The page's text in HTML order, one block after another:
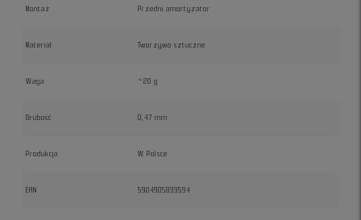
Montaż Przedni amortyzator
Materiał Tworzywo sztuczne
Waga ~20 g
Grubość 0,47 mm
Produkcja W Polsce
EAN 5904905833594